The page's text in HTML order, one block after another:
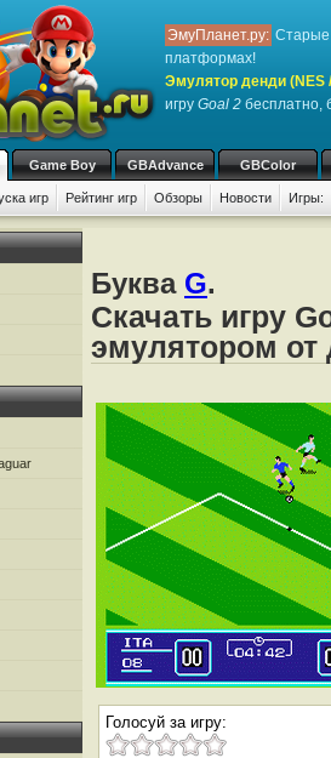
ЭмуПланет.ру: Старые
платформах!
Эмулятор денди (NES
игру Goal 2 бесплатно,
Game Boy GBAdvance GBColor
игр Рейтинг игр Обзоры Новости Игры:
Буква G.
Скачать игру
эмулятором от
Голосуй за игру: